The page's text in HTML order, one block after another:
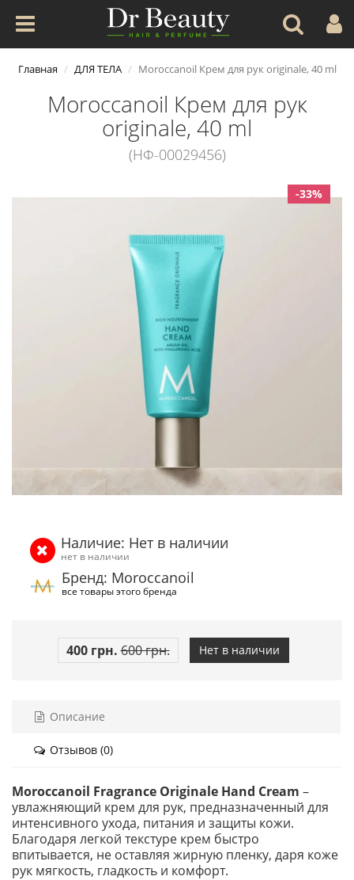
Главная ДЛЯ ТЕЛА Moroccanoil Крем для рук originale, 40 ml
Moroccanoil Крем для рук
originale, 40 ml
(НФ-00029456)
-33%
Наличие: Нет в наличии
нет в наличии
Бренд: Moroccanoil
все товары этого бренда
400 грн. 600 грн. Нет в наличии
Описание
Отзывов (0)
Moroccanoil Fragrance Originale Hand Cream –
увлажняющий крем для рук, предназначенный для
интенсивного ухода, питания и защиты кожи.
Благодаря легкой текстуре крем быстро
впитывается, не оставляя жирную пленку, даря коже
рук мягкость, гладкость и комфорт.